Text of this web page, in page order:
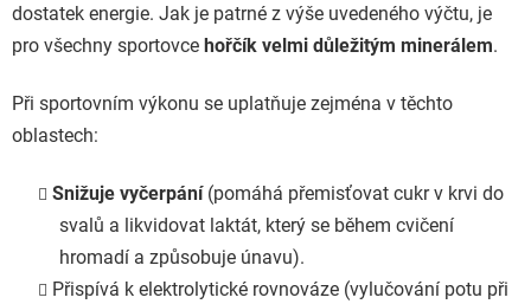
dostatek energie. Jak je patrné z výše uvedeného výčtu, je
pro všechny sportovce hořčík velmi důležitým minerálem.
Při sportovním výkonu se uplatňuje zejména v těchto
oblastech:
Snižuje vyčerpání(pomáhá přemisťovat cukr v krvi do
svalů a likvidovat laktát, který se během cvičení
hromadí a způsobuje únavu).
Přispívá k elektrolytické rovnováze (vylučování potu při